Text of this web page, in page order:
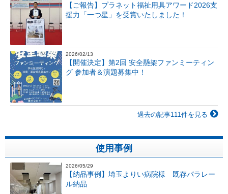
【ご報告】プラネット福祉用具アワード2026支
援力「一つ星」を受賞いたしました！
2026/02/13
【開催決定】第2回 安全懸架ファンミーティン
グ 参加者＆演題募集中！
過去の記事111件を見る
使用事例
2026/05/29
【納品事例】埼玉よりい病院様 既存パラレー
ル納品